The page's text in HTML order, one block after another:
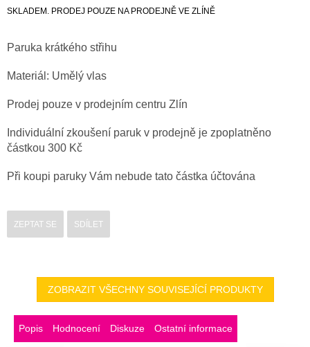
Měrná
SKLADEM. PRODEJ POUZE NA PRODEJNĚ VE ZLÍNĚ
Paruka krátkého střihu
Materiál: Umělý vlas
Prodej pouze v prodejním centru Zlín
Individuální zkoušení paruk v prodejně je zpoplatněno
částkou 300 Kč
Při koupi paruky Vám nebude tato částka účtována
ZEPTAT SE SDÍLET
ZOBRAZIT VŠECHNY SOUVISEJÍCÍ PRODUKTY
Popis Hodnocení Diskuze Ostatní informace